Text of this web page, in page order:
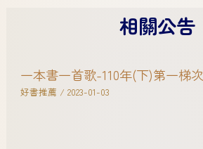
相關公告
一本書一首歌-110年(下)第一梯次
好書推薦 / 2023-01-03